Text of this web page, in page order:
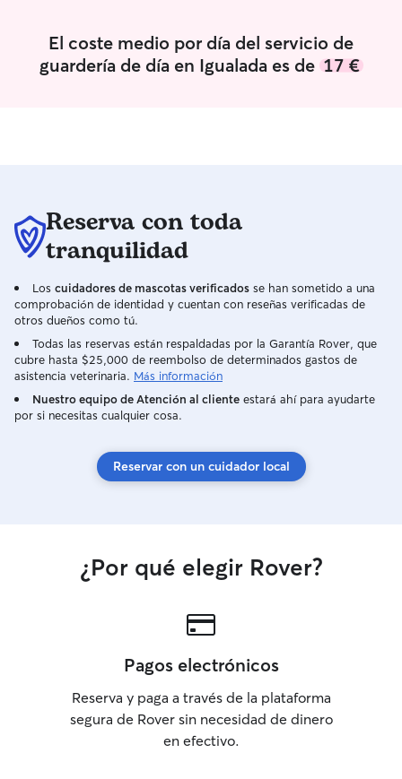
El coste medio por día del servicio de
guardería de día en Igualada es de 17 €
Reserva con toda
tranquilidad
Los cuidadores de mascotas verificados se han sometido a una
comprobación de identidad y cuentan con reseñas verificadas de
otros dueños como tú.
Todas las reservas están respaldadas por la Garantía Rover, que
cubre hasta $25,000 de reembolso de determinados gastos de
asistencia veterinaria. Más información
Nuestro equipo de Atención al cliente estará ahí para ayudarte
por si necesitas cualquier cosa.
Reservar con un cuidador local
¿Por qué elegir Rover?
Pagos electrónicos
Reserva y paga a través de la plataforma
segura de Rover sin necesidad de dinero
en efectivo.